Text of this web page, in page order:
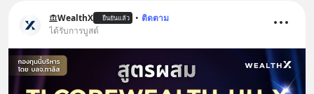
WealthX ยืนยันแล้ว • ติดตาม
ได้รับการบูสต์